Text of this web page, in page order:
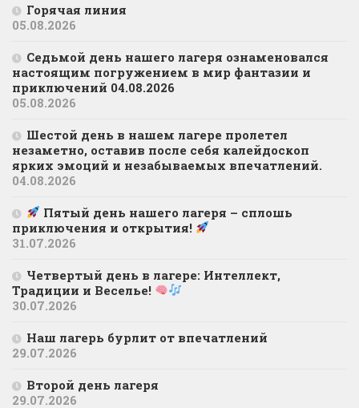
Горячая линия
05.08.2026
Седьмой день нашего лагеря ознаменовался
настоящим погружением в мир фантазии и
приключений 04.08.2026
05.08.2026
Шестой день в нашем лагере пролетел
незаметно, оставив после себя калейдоскоп
ярких эмоций и незабываемых впечатлений.
04.08.2026
Пятый день нашего лагеря – сплошь
приключения и открытия!
31.07.2026
Четвертый день в лагере: Интеллект,
Традиции и Веселье!
30.07.2026
Наш лагерь бурлит от впечатлений
29.07.2026
Второй день лагеря
29.07.2026